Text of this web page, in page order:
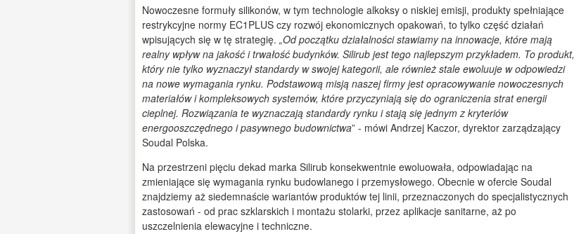
Nowoczesne formuły silikonów, w tym technologie alkoksy o niskiej emisji, produkty spełniające
restrykcyjne normy EC1PLUS czy rozwój ekonomicznych opakowań, to tylko część działań
wpisujących się w tę strategię. „Od początku działalności stawiamy na innowacje, które mają
realny wpływ na jakość i trwałość budynków. Silirub jest tego najlepszym przykładem. To produkt,
który nie tylko wyznaczył standardy w swojej kategorii, ale również stale ewoluuje w odpowiedzi
na nowe wymagania rynku. Podstawową misją naszej firmy jest opracowywanie nowoczesnych
materiałów i kompleksowych systemów, które przyczyniają się do ograniczenia strat energii
cieplnej. Rozwiązania te wyznaczają standardy rynku i stają się jednym z kryteriów
energooszczędnego i pasywnego budownictwa” - mówi Andrzej Kaczor, dyrektor zarządzający
Soudal Polska.
Na przestrzeni pięciu dekad marka Silirub konsekwentnie ewoluowała, odpowiadając na
zmieniające się wymagania rynku budowlanego i przemysłowego. Obecnie w ofercie Soudal
znajdziemy aż siedemnaście wariantów produktów tej linii, przeznaczonych do specjalistycznych
zastosowań - od prac szklarskich i montażu stolarki, przez aplikacje sanitarne, aż po
uszczelnienia elewacyjne i techniczne.